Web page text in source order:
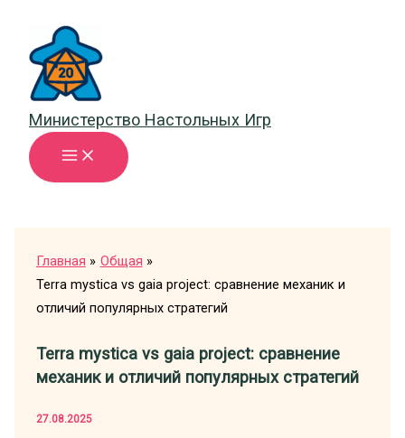
содержимому
Министерство Настольных Игр
Главная
Общая
Terra mystica vs gaia project: сравнение механик и
отличий популярных стратегий
Terra mystica vs gaia project: сравнение
механик и отличий популярных стратегий
27.08.2025